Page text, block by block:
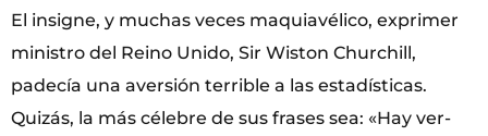
El insigne, y muchas veces maquiavélico, exprimer
ministro del Reino Unido, Sir Wiston Churchill,
padecía una aversión terrible a las estadísticas.
Quizás, la más célebre de sus frases sea: «Hay ver­